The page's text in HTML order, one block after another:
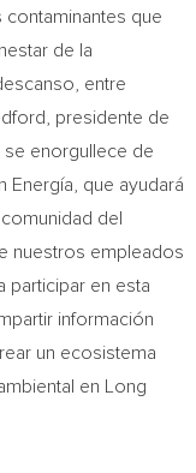
que
de la
entre
, presidente de
se enorgullece de
Energía, que ayudará
del
nuestros empleados
participar en esta
información
un ecosistema
en
Long